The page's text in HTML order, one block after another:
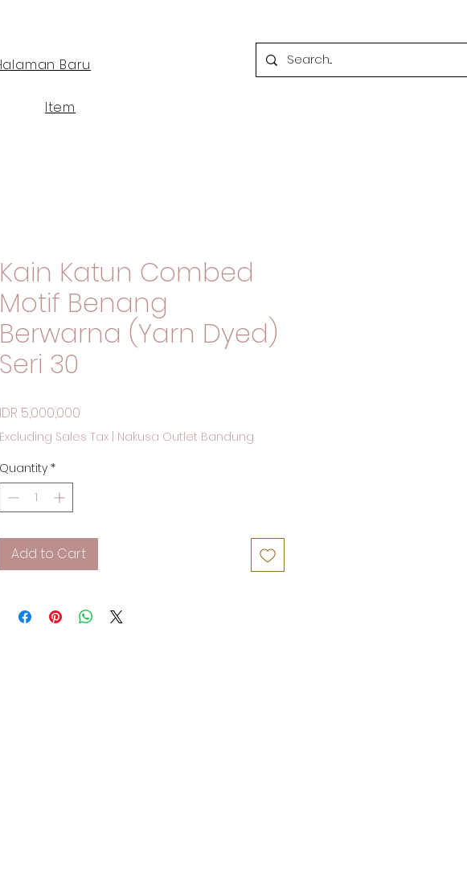
Baru
Item
Kain Katun Combed
Motif Benang
Berwarna (Yarn Dyed)
Seri 30
IDR 5,000,000
Excluding Sales Tax Nakusa Outlet Bandung
Quantity *
Add to Cart